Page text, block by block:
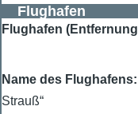
Flughafen
Flughafen
Name des Flughafens
Strauß“